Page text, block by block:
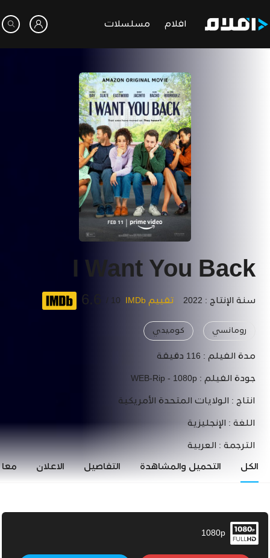
افلام مسلسلات
I Want You Back
سنة الإنتاج : 2022 تقييم IMDb 10 /
6.6
رومانسي كوميدي
مدة الفيلم : 116 دقيقة
جودة الفيلم : WEB-Rip - 1080p
انتاج : الولايات المتحدة الأمريكية
اللغة : الإنجليزية
الترجمة : العربية
الكل التحميل والمشاهدة التفاصيل الاعلان
1080p